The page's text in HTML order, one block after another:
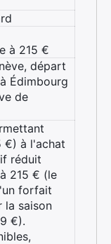
à 215 €
départ
Édimbourg
de
€) à l'achat
réduit
215 € (le
forfait
la saison
€).